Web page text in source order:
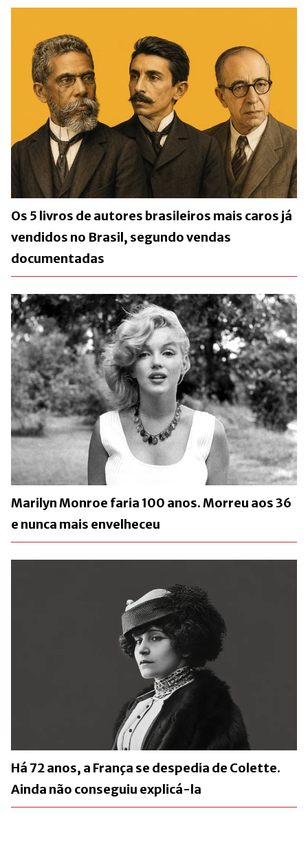
Os 5 livros de autores brasileiros mais caros já
vendidos no Brasil, segundo vendas
documentadas
Marilyn Monroe faria 100 anos. Morreu aos 36
e nunca mais envelheceu
Há 72 anos, a França se despedia de Colette.
Ainda não conseguiu explicá-la